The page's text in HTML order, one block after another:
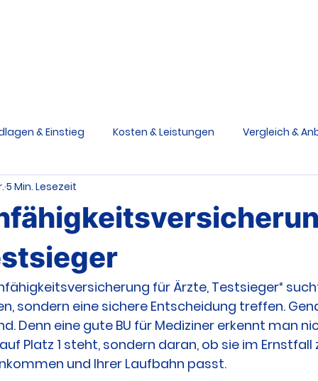
& Einstieg Kosten & Leistungen Vergleich &
& Ursachen
Krankheiten Schutz
5 Min. Lesezeit
für Ärzte, Testsieger“
sondern eine sichere Entscheidung treffen.
Denn eine gute BU für Mediziner erkennt man
Platz 1 steht, sondern daran, ob sie im
und Ihrer Laufbahn passt.